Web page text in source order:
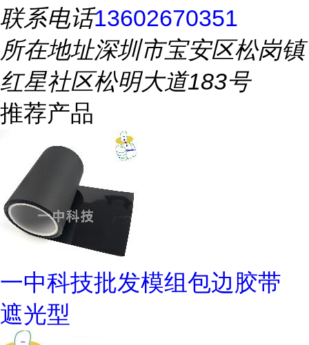
联系电话13602670351
所在地址深圳市宝安区松岗镇
红星社区松明大道183号
推荐产品
一中科技批发模组包边胶带
遮光型